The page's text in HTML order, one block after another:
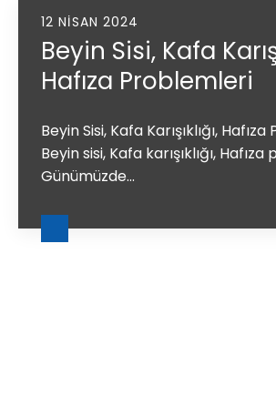
12 NISAN 2024
Beyin Sisi, Kafa
Hafıza Problemleri
Beyin Sisi, Kafa Karışıklığı,
Beyin sisi, Kafa karışıklığı,
Günümüzde...